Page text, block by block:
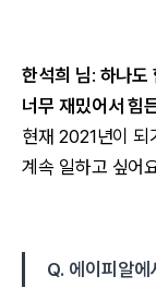
한석희 님: 하나도
너무 재밌어서 힘
현재 2021년이 되
계속 일하고 싶어
Q. 에이피알